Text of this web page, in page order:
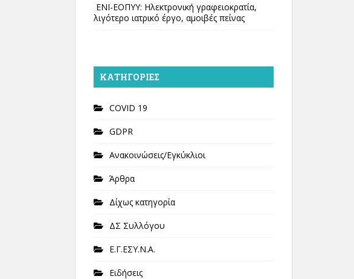
ΕΝΙ-ΕΟΠΥΥ: Ηλεκτρονική γραφειοκρατία,
λιγότερο ιατρικό έργο, αμοιβές πείνας
KΑΤΗΓΟΡΊΕΣ
COVID 19
GDPR
Ανακοινώσεις/Εγκύκλιοι
Άρθρα
Δίχως κατηγορία
ΔΣ Συλλόγου
Ε.Γ.ΕΣΥ.Ν.Α.
Ειδήσεις